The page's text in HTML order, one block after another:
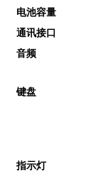
电池容量
通讯接口
音频
键盘
指示灯